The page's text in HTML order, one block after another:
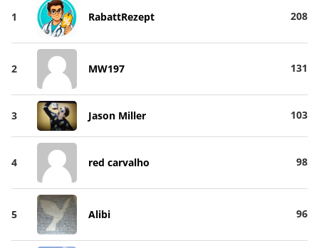
1 RabattRezept 208
2 MW197 131
3 Jason Miller 103
4 red carvalho 98
5 Alibi 96